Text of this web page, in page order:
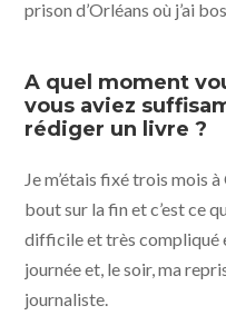
prison d’Orléans où j’ai
A quel moment
vous aviez
rédiger un livre ?
Je m’étais fixé trois mois
bout sur la fin et c’est ce
difficile et très compliqué
journée et, le soir, ma
journaliste.